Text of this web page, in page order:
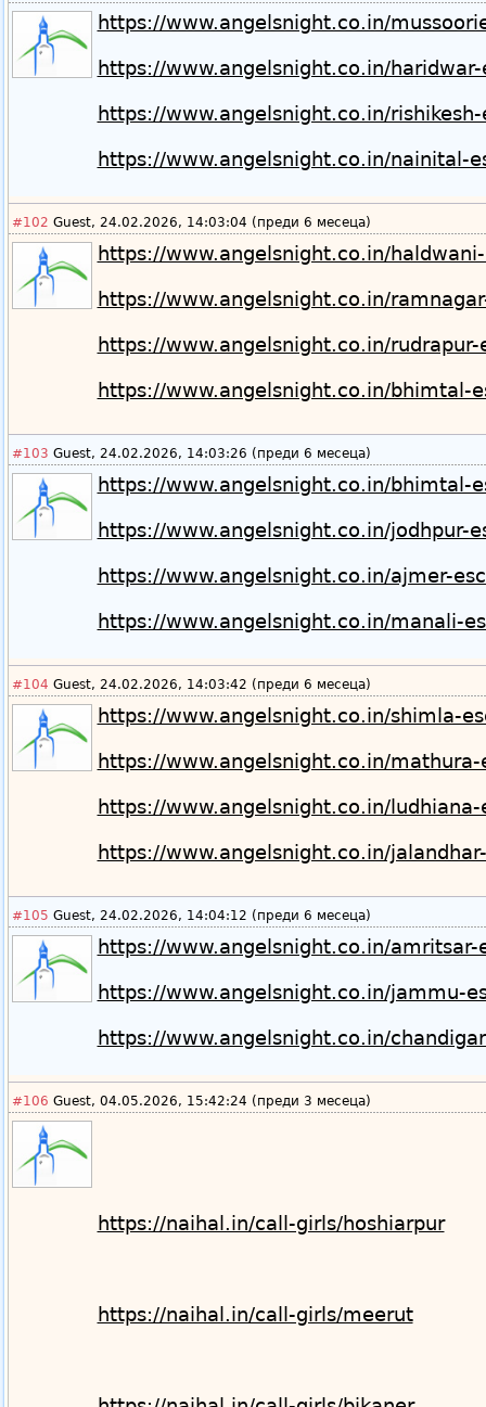
https://www.angelsnight.co.in/
https://www.angelsnight.co.in/
https://www.angelsnight.co.in/
https://www.angelsnight.co.in/nainital-
#102 Guest, 24.02.2026, 14:03:04 (преди 6 месеца)
https://www.angelsnight.co.in/
https://www.angelsnight.co.in/
https://www.angelsnight.co.in/
https://www.angelsnight.co.in/bhimtal-
#103 Guest, 24.02.2026, 14:03:26 (преди 6 месеца)
https://www.angelsnight.co.in/bhimtal-
https://www.angelsnight.co.in/jodhpur-
https://www.angelsnight.co.in/ajmer-
https://www.angelsnight.co.in/manali-
#104 Guest, 24.02.2026, 14:03:42 (преди 6 месеца)
https://www.angelsnight.co.in/shimla-
https://www.angelsnight.co.in/
https://www.angelsnight.co.in/
https://www.angelsnight.co.in/
#105 Guest, 24.02.2026, 14:04:12 (преди 6 месеца)
https://www.angelsnight.co.in/
https://www.angelsnight.co.in/jammu-
https://www.angelsnight.co.in/
#106 Guest, 04.05.2026, 15:42:24 (преди 3 месеца)
https://naihal.in/call-girls/hoshiarpur
https://naihal.in/call-girls/meerut